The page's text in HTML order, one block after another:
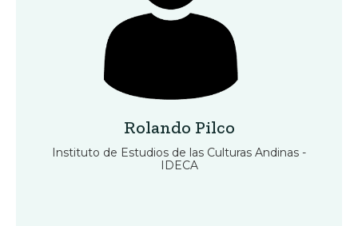
Rolando Pilco
Instituto de Estudios de las Culturas Andinas -
IDECA